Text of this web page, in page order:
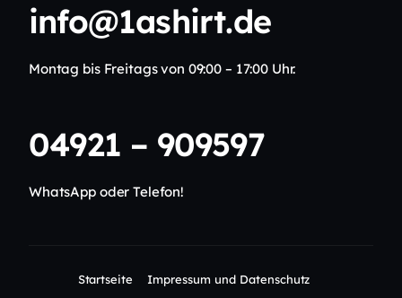
info@1ashirt.de
Montag bis Freitags von 09:00 – 17:00 Uhr.
04921 – 909597
WhatsApp oder Telefon!
Startseite Impressum und Datenschutz